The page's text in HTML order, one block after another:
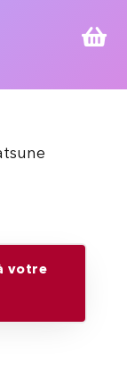

votre